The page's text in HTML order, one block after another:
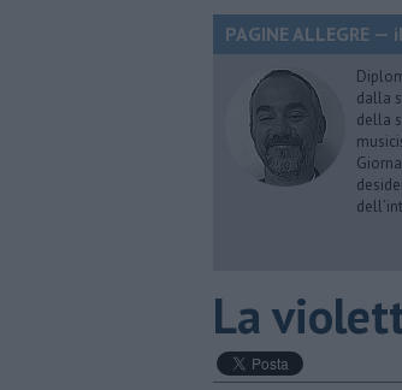
PAGINE ALLEGRE
dalla
della
​La